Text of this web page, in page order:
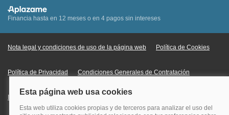
Financia hasta en 12 meses o en 4 pagos sin intereses
Nota legal y condiciones de uso de la página web Política de Cookies
Política de Privacidad Condiciones Generales de Contratación
Información Legal sobre Mercados en Línea